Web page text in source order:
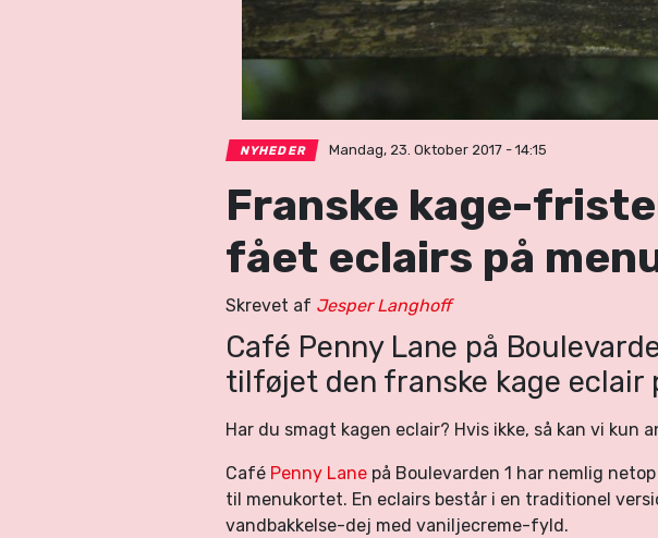
NYHEDER Mandag, 23. Oktober 2017 - 14:15
Franske kage-
fået eclairs på
Skrevet af Jesper Langhoff
Café Penny Lane på
tilføjet den franske kage eclair
Har du smagt kagen eclair? Hvis ikke, så kan vi kun
Café Penny Lane på Boulevarden 1 har nemlig
til menukortet. En eclairs består i en traditionel
vandbakkelse-dej med vaniljecreme-fyld.